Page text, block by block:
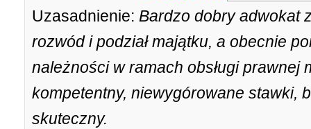
Uzasadnienie: Bardzo dobry adwokat
rozwód i podział majątku, a obecnie
należności w ramach obsługi prawnej
kompetentny, niewygórowane stawki,
skuteczny.